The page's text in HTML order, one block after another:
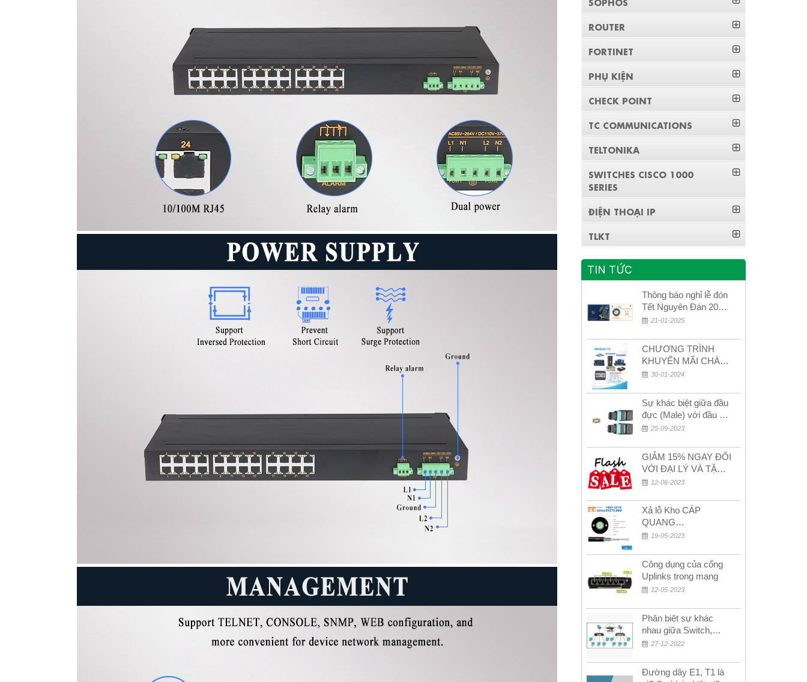
ROUTER
FORTINET
PHỤ KIỆN
CHECK POINT
TC COMMUNICATIONS
TELTONIKA
SWITCHES CISCO 1000
SERIES
ĐIỆN THOẠI IP
TLKT
TIN TỨC
Thông báo nghỉ lễ đón
Tết Nguyên Đán 2026
– Xuân Bính Ngọ!
21-01-2025
CHƯƠNG TRÌNH
KHUYẾN MÃI CHÀO
MỪNG NĂM MỚI
30-01-2024
Sự khác biệt giữa đầu
đực (Male) với đầu cái
(Female) trong bộ đầu
25-09-2023
GIẢM 15% NGAY ĐỐI
VỚI ĐẠI LÝ VÀ TẶNG
QUÀ KHÁCH HÀNG
12-06-2023
Xả lỗ Kho CÁP
QUANG
MULTIMODE CÁP
MULTIMODE 4-8-12-
24Fo SỢI OM1-OM2-
OM3 Siêu Rẻ 5k
19-05-2023
Công dụng của cổng
Uplinks trong mạng
12-05-2023
Phân biệt sự khác
nhau giữa Switch,
Router và Hub
27-12-2022
Đường dây E1, T1 là